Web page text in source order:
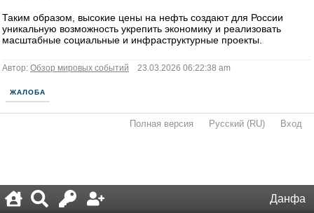
Данфа
Таким образом, высокие цены на нефть создают для России
уникальную возможность укрепить экономику и реализовать
масштабные социальные и инфраструктурные проекты.
Автор: Обзор мировых событий 23.03.2026 06:22:38 am
ЖАЛОБА
Полная версия Русский (RU) Вход